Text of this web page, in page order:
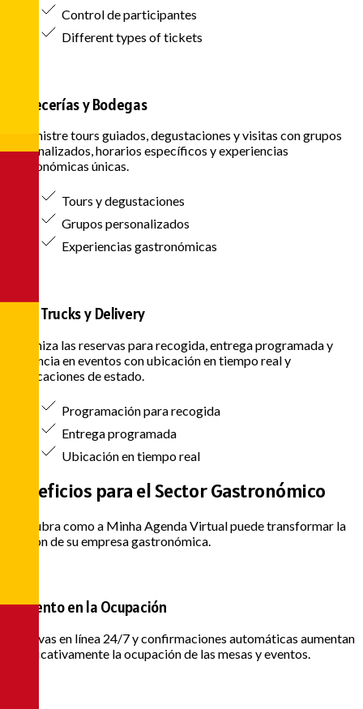
Control de participantes
Different types of tickets
Cervecerías y Bodegas
Administre tours guiados, degustaciones y visitas con grupos
personalizados, horarios específicos y experiencias
gastronómicas únicas.
Tours y degustaciones
Grupos personalizados
Experiencias gastronómicas
Food Trucks y Delivery
Organiza las reservas para recogida, entrega programada y
presencia en eventos con ubicación en tiempo real y
notificaciones de estado.
Programación para recogida
Entrega programada
Ubicación en tiempo real
Beneficios para elSector Gastronómico
Descubra como a Minha Agenda Virtual puede transformar la
gestión de su empresa gastronómica.
Aumento en la Ocupación
Reservas en línea 24/7 y confirmaciones automáticas aumentan
significativamente la ocupación de las mesas y eventos.